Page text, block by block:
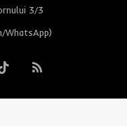
3/3
WhatsApp)
TikTokRSS